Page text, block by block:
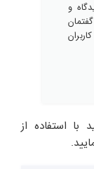
و
با استفاده از